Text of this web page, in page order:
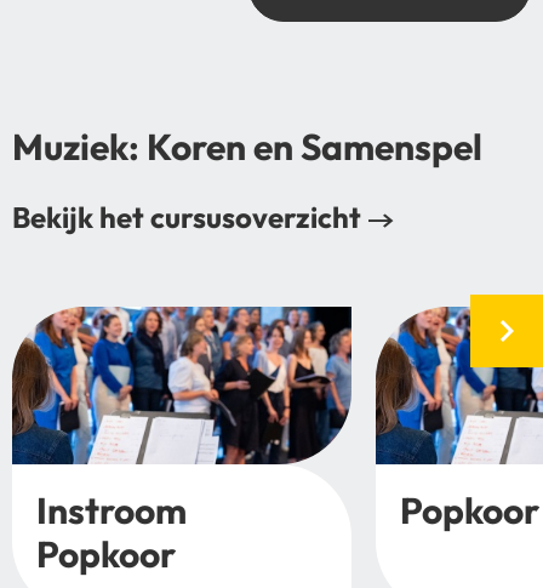
Muziek: Koren en Samenspel
Bekijk het cursusoverzicht
Instroom
Popkoor
Popkoor